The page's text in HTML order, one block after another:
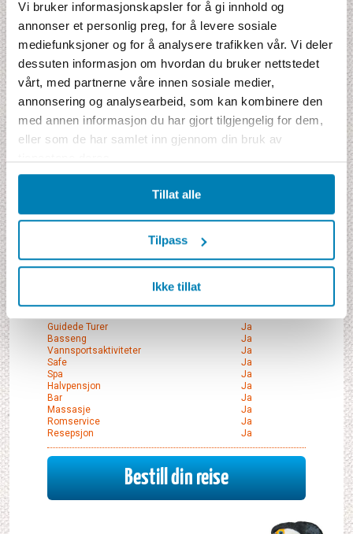
Vi bruker informasjonskapsler for å gi innhold og
annonser et personlig preg, for å levere sosiale
mediefunksjoner og for å analysere trafikken vår. Vi deler
dessuten informasjon om hvordan du bruker nettstedet
vårt, med partnerne våre innen sosiale medier,
annonsering og analysearbeid, som kan kombinere den
med annen informasjon du har gjort tilgjengelig for dem,
eller som de har samlet inn gjennom din bruk av
Tillat alle
Tilpass
Ikke tillat
Anleggsbeskrivelse
Populær resort på stranden med alle nødvendige fasiliteter.
Elbiler kjører gjestene mellom fasilitetene på resorten om så
ønskes. Rett utenfor fins et korallrev med bra snorkling.
Utstyr kan leies. Her ligger også en liten øy som man vader
ut til ved lavvann samt en undervannsgrotte. Her fins også et
spa samt et fint basseng med bar og dusj. Prisen inkluderer
en halvtimes massasje samt frokost og middag,
Fantastisk resort på stranden, med alle nødvendige
Les mer
Bingag, Dauis 6339, Bohol
Telefon (63-38) 502-2091
Fitness/Gym
Ja
Guidede Turer
Ja
Basseng
Ja
Vannsportsaktiviteter
Ja
Safe
Ja
Spa
Ja
Halvpensjon
Ja
Bar
Ja
Massasje
Ja
Romservice
Ja
Resepsjon
Ja
Bestill din reise